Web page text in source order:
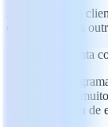
A satisfação do
como ajudamos
Ferramenta
Este
funções
programa